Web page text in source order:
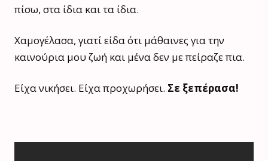
πίσω, στα ίδια και τα ίδια.
Χαμογέλασα, γιατί είδα ότι μάθαινες για την
καινούρια μου ζωή και μένα δεν με πείραζε πια.
Είχα νικήσει. Eίχα προχωρήσει. Σε ξεπέρασα!